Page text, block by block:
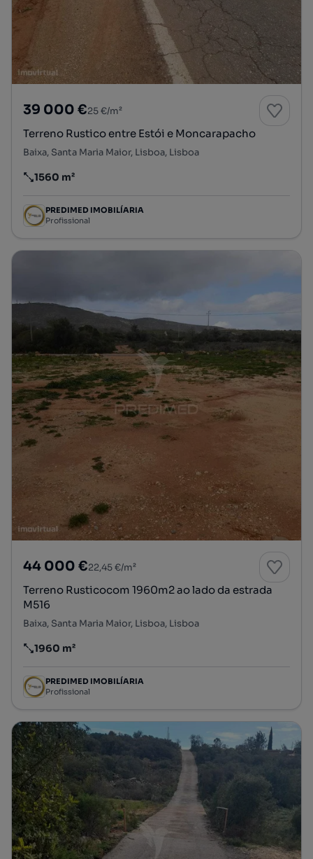
39 000 €25 €/m²
Terreno Rustico entre Estói e Moncarapacho
Baixa, Santa Maria Maior, Lisboa, Lisboa
Preço por metro quadrado
1560 m²
PREDIMED IMOBILÍARIA
Profissional
44 000 €22,45 €/m²
Terreno Rusticocom 1960m2 ao lado da estrada
M516
Baixa, Santa Maria Maior, Lisboa, Lisboa
Preço por metro quadrado
1960 m²
PREDIMED IMOBILÍARIA
Profissional